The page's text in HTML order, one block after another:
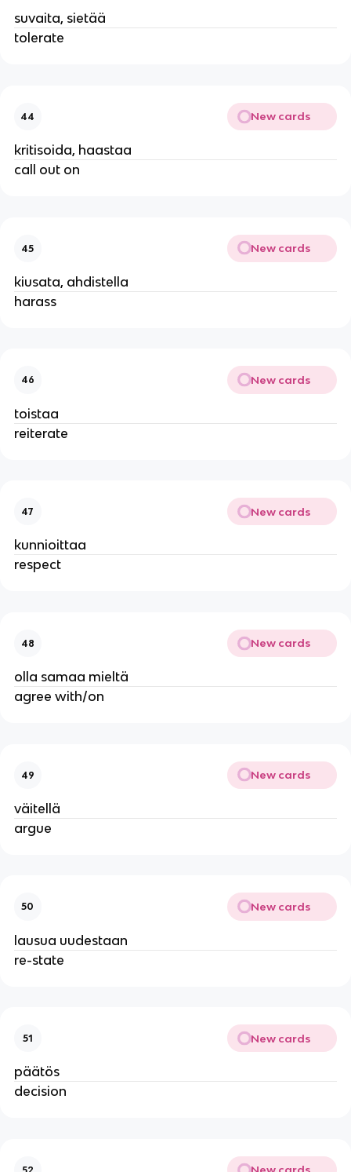
suvaita, sietää
tolerate
44 New cards
kritisoida, haastaa
call out on
45 New cards
kiusata, ahdistella
harass
46 New cards
toistaa
reiterate
47 New cards
kunnioittaa
respect
48 New cards
olla samaa mieltä
agree with/on
49 New cards
väitellä
argue
50 New cards
lausua uudestaan
re-state
51 New cards
päätös
decision